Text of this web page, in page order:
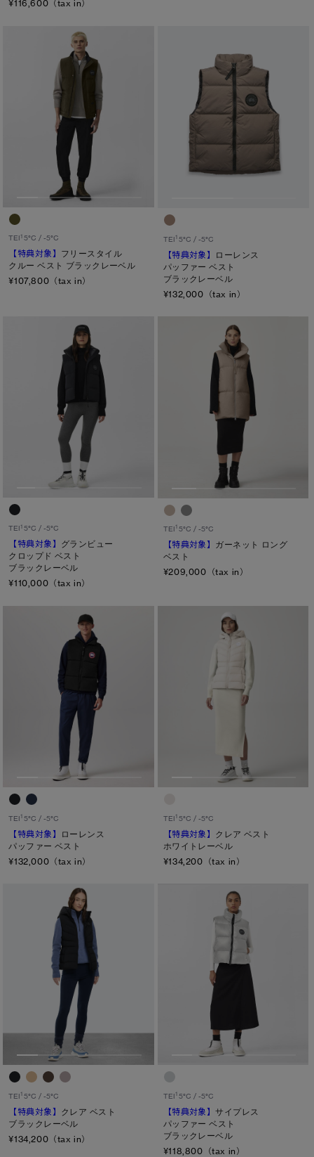
¥116,600（tax in）
TEI1 5°C / -5°C
【特典対象】 フリースタイル
クルー ベスト ブラックレーベル
¥107,800（tax in）
TEI15°C / -5°C
【特典対象】
ローレンス
パッファー ベスト
ブラックレーベル
¥132,000（tax in）
TEI1 5°C / -5°C
【特典対象】 グランビュー
クロップド ベスト
ブラックレーベル
¥110,000（tax in）
TEI15°C / -5°C
【特典対象】 ガーネット ロング
ベスト
¥209,000（tax in）
TEI1 5°C / -5°C
【特典対象】
ローレンス
パッファー ベスト
¥132,000（tax in）
TEI15°C / -5°C
【特典対象】 クレア ベスト
ホワイトレーベル
¥134,200（tax in）
TEI1 5°C / -5°C
【特典対象】 クレア ベスト
ブラックレーベル
¥134,200（tax in）
TEI15°C / -5°C
【特典対象】サイプレス
パッファー ベスト
ブラックレーベル
¥118,800（tax in）